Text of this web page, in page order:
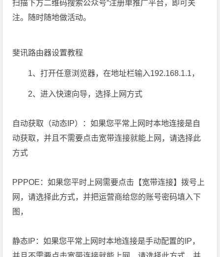
扫描下方二维码搜索公众号“注册单推广平台，即可关
注。随时随地做活动。
斐讯路由器设置教程
1、打开任意浏览器，在地址栏输入192.168.1.1，
2、进入快速向导，选择上网方式
自动获取（动态IP）：如果您平常上网时本地连接是自
动获取，并且不需要点击宽带连接就能上网，请选择此
方式
PPPOE：如果您平时上网需要点击【宽带连接】拨号上
网，请选择此方式，并把运营商给您的账号密码填入下
图，
静态IP：如果您平常上网时本地连接是手动配置的IP，